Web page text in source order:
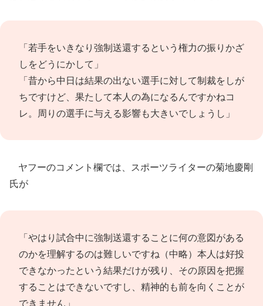
「若手をいきなり強制送還するという権力の振りかざ
しをどうにかして」
「昔から中日は結果の出ない選手に対して制裁をしが
ちですけど、果たして本人の為になるんですかねコ
レ。周りの選手に与える影響も大きいでしょうし」
ヤフーのコメント欄では、スポーツライターの菊地慶剛
氏が
「やはり試合中に強制送還することに何の意図がある
のかを理解するのは難しいですね（中略）本人は好投
できなかったという結果だけが残り、その原因を把握
することはできないですし、精神的も前を向くことが
できません」